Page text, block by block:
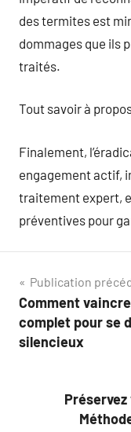
des termites est
dommages que ils
traités.
Tout savoir à
Finalement,
engagement actif,
traitement expert,
préventives pour
Navigation
de
l’article
Publication
Comment
complet pour se
silencieux